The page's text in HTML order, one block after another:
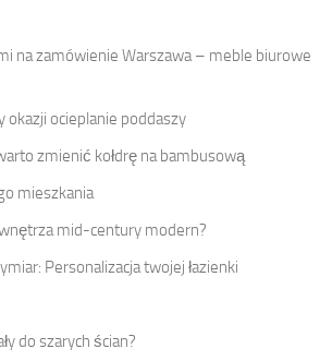
na zamówienie Warszawa – meble biurowe
okazji ocieplanie poddaszy
zmienić kołdrę na bambusową
mieszkania
mid-century modern?
Personalizacja twojej łazienki
do szarych ścian?